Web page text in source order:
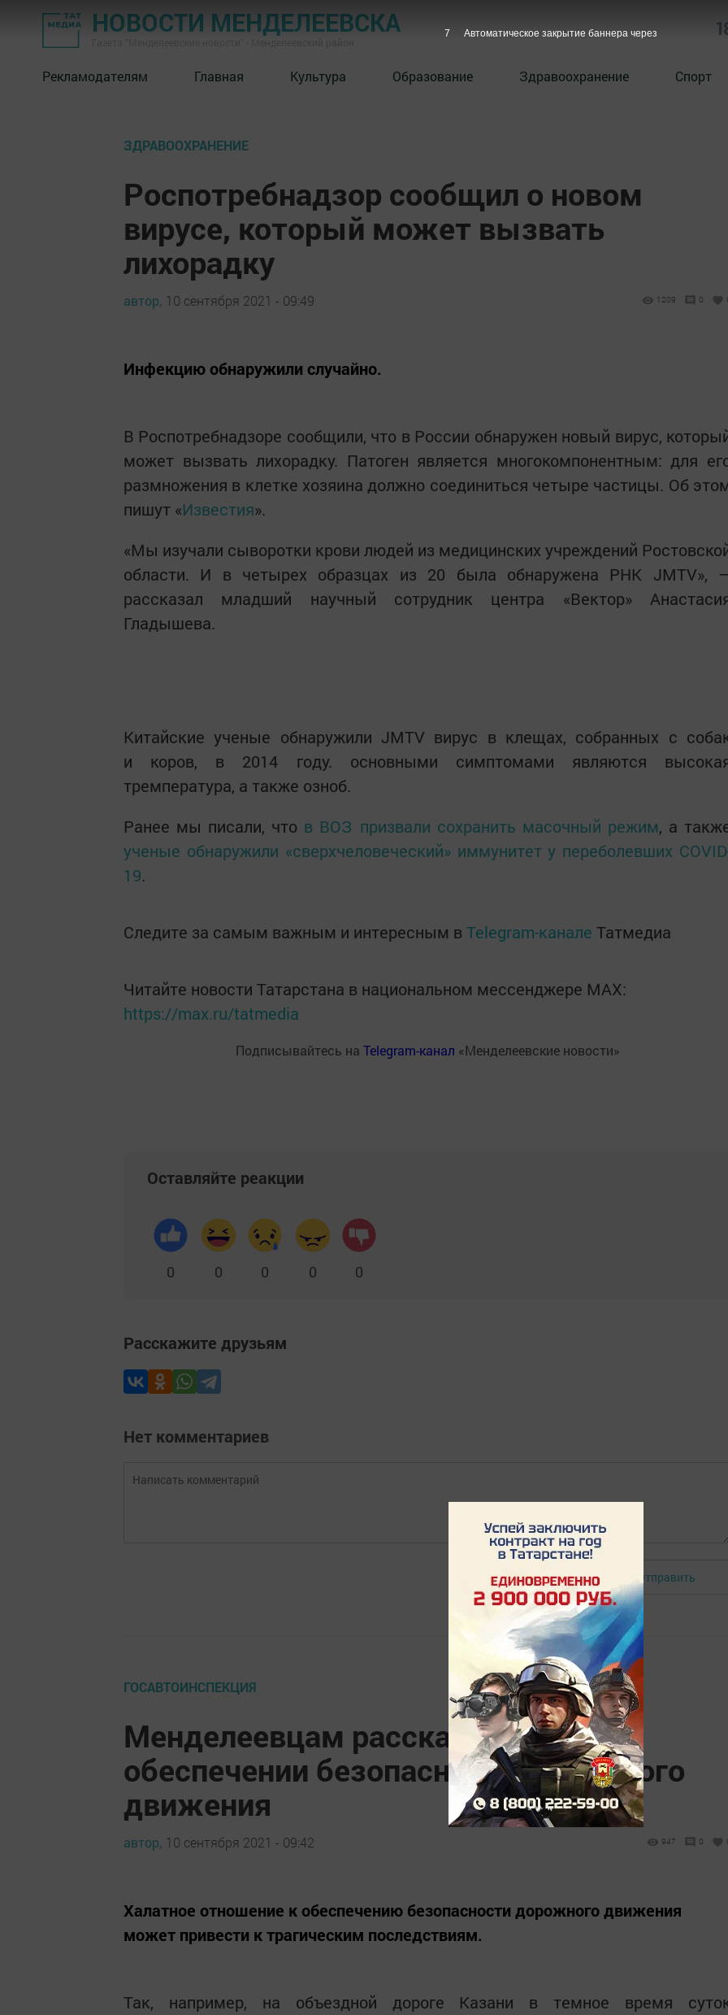
НОВОСТИ МЕНДЕЛЕЕВСКА
Рекламодателям Главная Культура Образование Здравоохранение Спорт
ЗДРАВООХРАНЕНИЕ
Роспотребнадзор сообщил о новом
вирусе, который может вызвать
лихорадку
автор, 10 сентября 2021 - 09:49 1209 0
Инфекцию обнаружили случайно.
В Роспотребнадзоре сообщили, что в России обнаружен новый вирус,
может вызвать лихорадку. Патоген является многокомпонентным: для
размножения в клетке хозяина должно соединиться четыре частицы. Об
пишут «Известия».
«Мы изучали сыворотки крови людей из медицинских учреждений
области. И в четырех образцах из 20 была обнаружена РНК JMTV»,
рассказал младший научный сотрудник центра «Вектор»
Гладышева.
Китайские ученые обнаружили JMTV вирус в клещах, собранных с
и коров, в 2014 году. основными симптомами являются
тремпература, а также озноб.
Ранее мы писали, что в ВОЗ призвали сохранить масочный режим, а
ученые обнаружили «сверхчеловеческий» иммунитет у переболевших
19.
Следите за самым важным и интересным в Telegram-канале Татмедиа
Читайте новости Татарстана в национальном мессенджере MАХ:
https://max.ru/tatmedia
Подписывайтесь на Telegram-канал «Менделеевские новости»
Оставляйте реакции
0 0 0 0 0
Расскажите друзьям
Нет комментариев
Авторизоваться Отправить
ГОСАВТОИНСПЕКЦИЯ
Менделеевцам рассказали об
обеспечении безопасности дорожного
движения
автор, 10 сентября 2021 - 09:42 947 0
Халатное отношение к обеспечению безопасности дорожного движения
может привести к трагическим последствиям.
Так, например, на объездной дороге Казани в темное время
6 Автоматическое закрытие баннера через